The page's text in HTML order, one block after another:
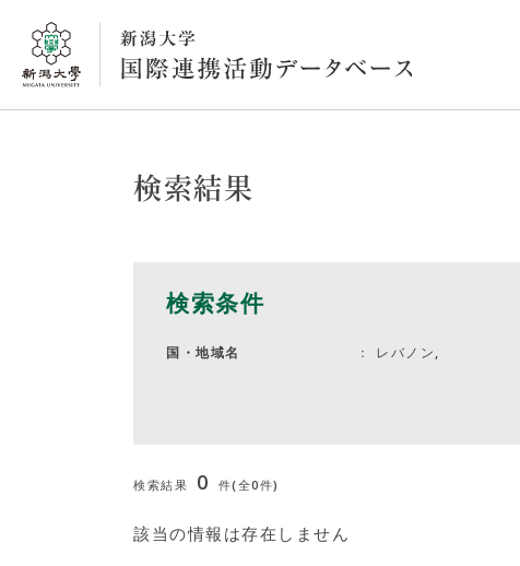
検索結果
検索条件
国・地域名 レバノン,
検索結果 0 件(全0件)
該当の情報は存在しません